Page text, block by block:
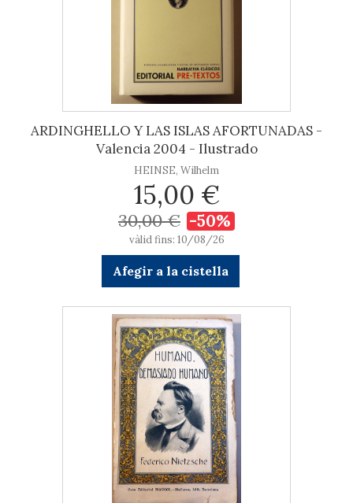
ARDINGHELLO Y LAS ISLAS AFORTUNADAS -
Valencia 2004 - Ilustrado
HEINSE, Wilhelm
15,00 €
30,00 € -50%
vàlid fins: 10/08/26
Afegir a la cistella